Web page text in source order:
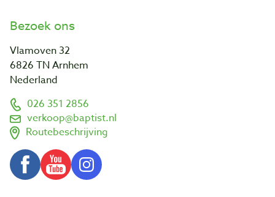
Bezoek ons
Vlamoven 32
6826 TN Arnhem
Nederland
026 351 2856
verkoop@baptist.nl
Routebeschrijving